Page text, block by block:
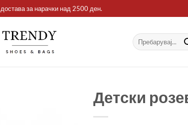
за нарачки над 2500 ден.
Барај
за:
Детски